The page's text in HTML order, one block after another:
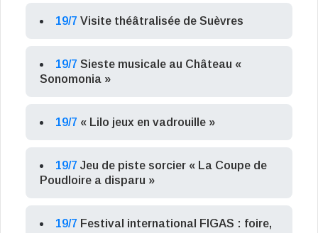
19/7 Visite théâtralisée de Suèvres
19/7 Sieste musicale au Château «
Sonomonia »
19/7 « Lilo jeux en vadrouille »
19/7 Jeu de piste sorcier « La Coupe de
Poudloire a disparu »
19/7 Festival international FIGAS : foire,